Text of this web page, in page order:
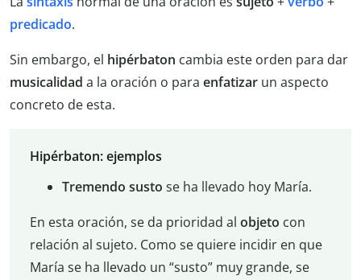
predicado.
Sin embargo, el hipérbaton cambia este orden para dar
musicalidad a la oración o para enfatizar un aspecto
concreto de esta.
Hipérbaton: ejemplos
Tremendo susto se ha llevado hoy María.
En esta oración, se da prioridad al objeto con
relación al sujeto. Como se quiere incidir en que
María se ha llevado un “susto” muy grande, se